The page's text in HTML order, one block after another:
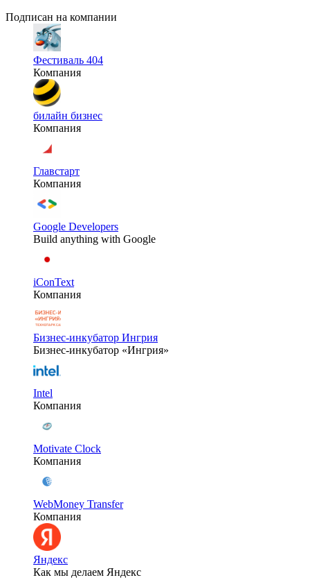
Подписан на компании
Фестиваль 404
Компания
билайн бизнес
Компания
Главстарт
Компания
Google Developers
Build anything with Google
iConText
Компания
Бизнес-инкубатор Ингрия
Бизнес-инкубатор «Ингрия»
Intel
Компания
Motivate Clock
Компания
WebMoney Transfer
Компания
Яндекс
Как мы делаем Яндекс